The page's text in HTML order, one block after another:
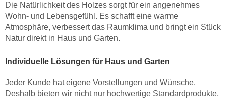
Die Natürlichkeit des Holzes sorgt für ein angenehmes
Wohn- und Lebensgefühl. Es schafft eine warme
Atmosphäre, verbessert das Raumklima und bringt ein Stück
Natur direkt in Haus und Garten.
Individuelle Lösungen für Haus und Garten
Jeder Kunde hat eigene Vorstellungen und Wünsche.
Deshalb bieten wir nicht nur hochwertige Standardprodukte,